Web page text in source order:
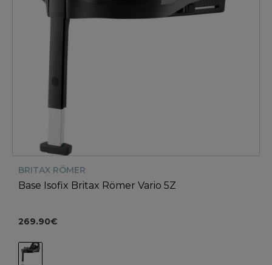
BRITAX RÖMER
Base Isofix Britax Römer Vario 5Z
269.90€